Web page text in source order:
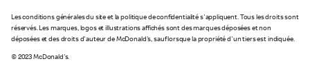
Les conditions générales du site et la politique de confidentialité s'appliquent. Tous les droits sont
réservés. Les marques, logos et illustrations affichés sont des marques déposées et non
déposées et des droits d'auteur de McDonald's, sauf lorsque la propriété d'un tiers est indiquée.
© 2023 McDonald's.